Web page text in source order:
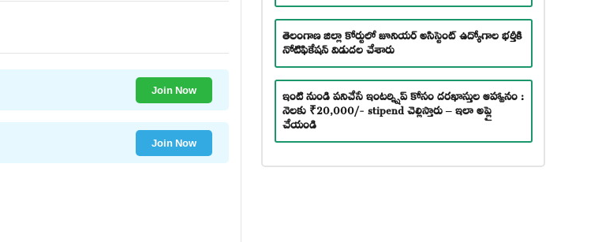
Join Now
Join Now
తెలంగాణ జిల్లా కోర్టులో జూనియర్ అసిస్టెంట్ ఉద్యోగాల భర్తీకి
నోటిఫికేషన్ విడుదల చేశారు
ఇంటి నుండి పనిచేసే ఇంటర్న్షిప్ కోసం దరఖాస్తుల ఆహ్వానం :
నెలకు ₹20,000/- stipend చెల్లిస్తారు – ఇలా అప్లై
చేయండి